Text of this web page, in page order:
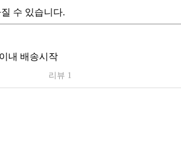
수 있습니다.
내 배송시작
리뷰 1